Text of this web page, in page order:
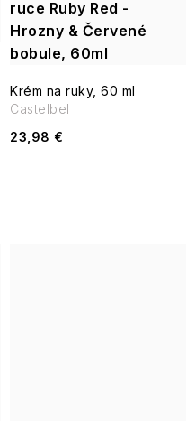
ruce Ruby Red -
Hrozny & Červené
bobule, 60ml
Krém na ruky, 60 ml
23,98 €
Castelbel